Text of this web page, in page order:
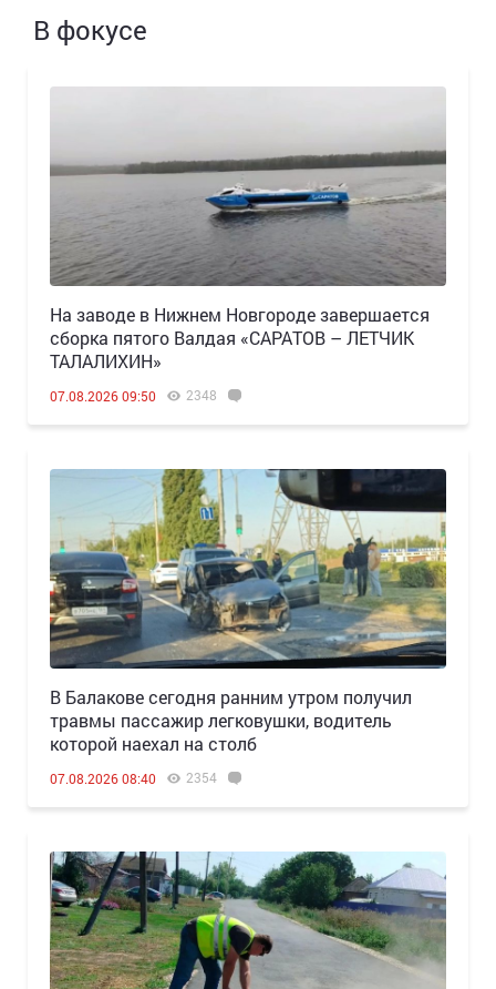
В фокусе
Н️а заводе в Нижнем Новгороде завершается
сборка пятого Валдая «САРАТОВ – ЛЕТЧИК
ТАЛАЛИХИН»
07.08.2026 09:50 2348
В Балакове сегодня ранним утром получил
травмы пассажир легковушки, водитель
которой наехал на столб
07.08.2026 08:40 2354